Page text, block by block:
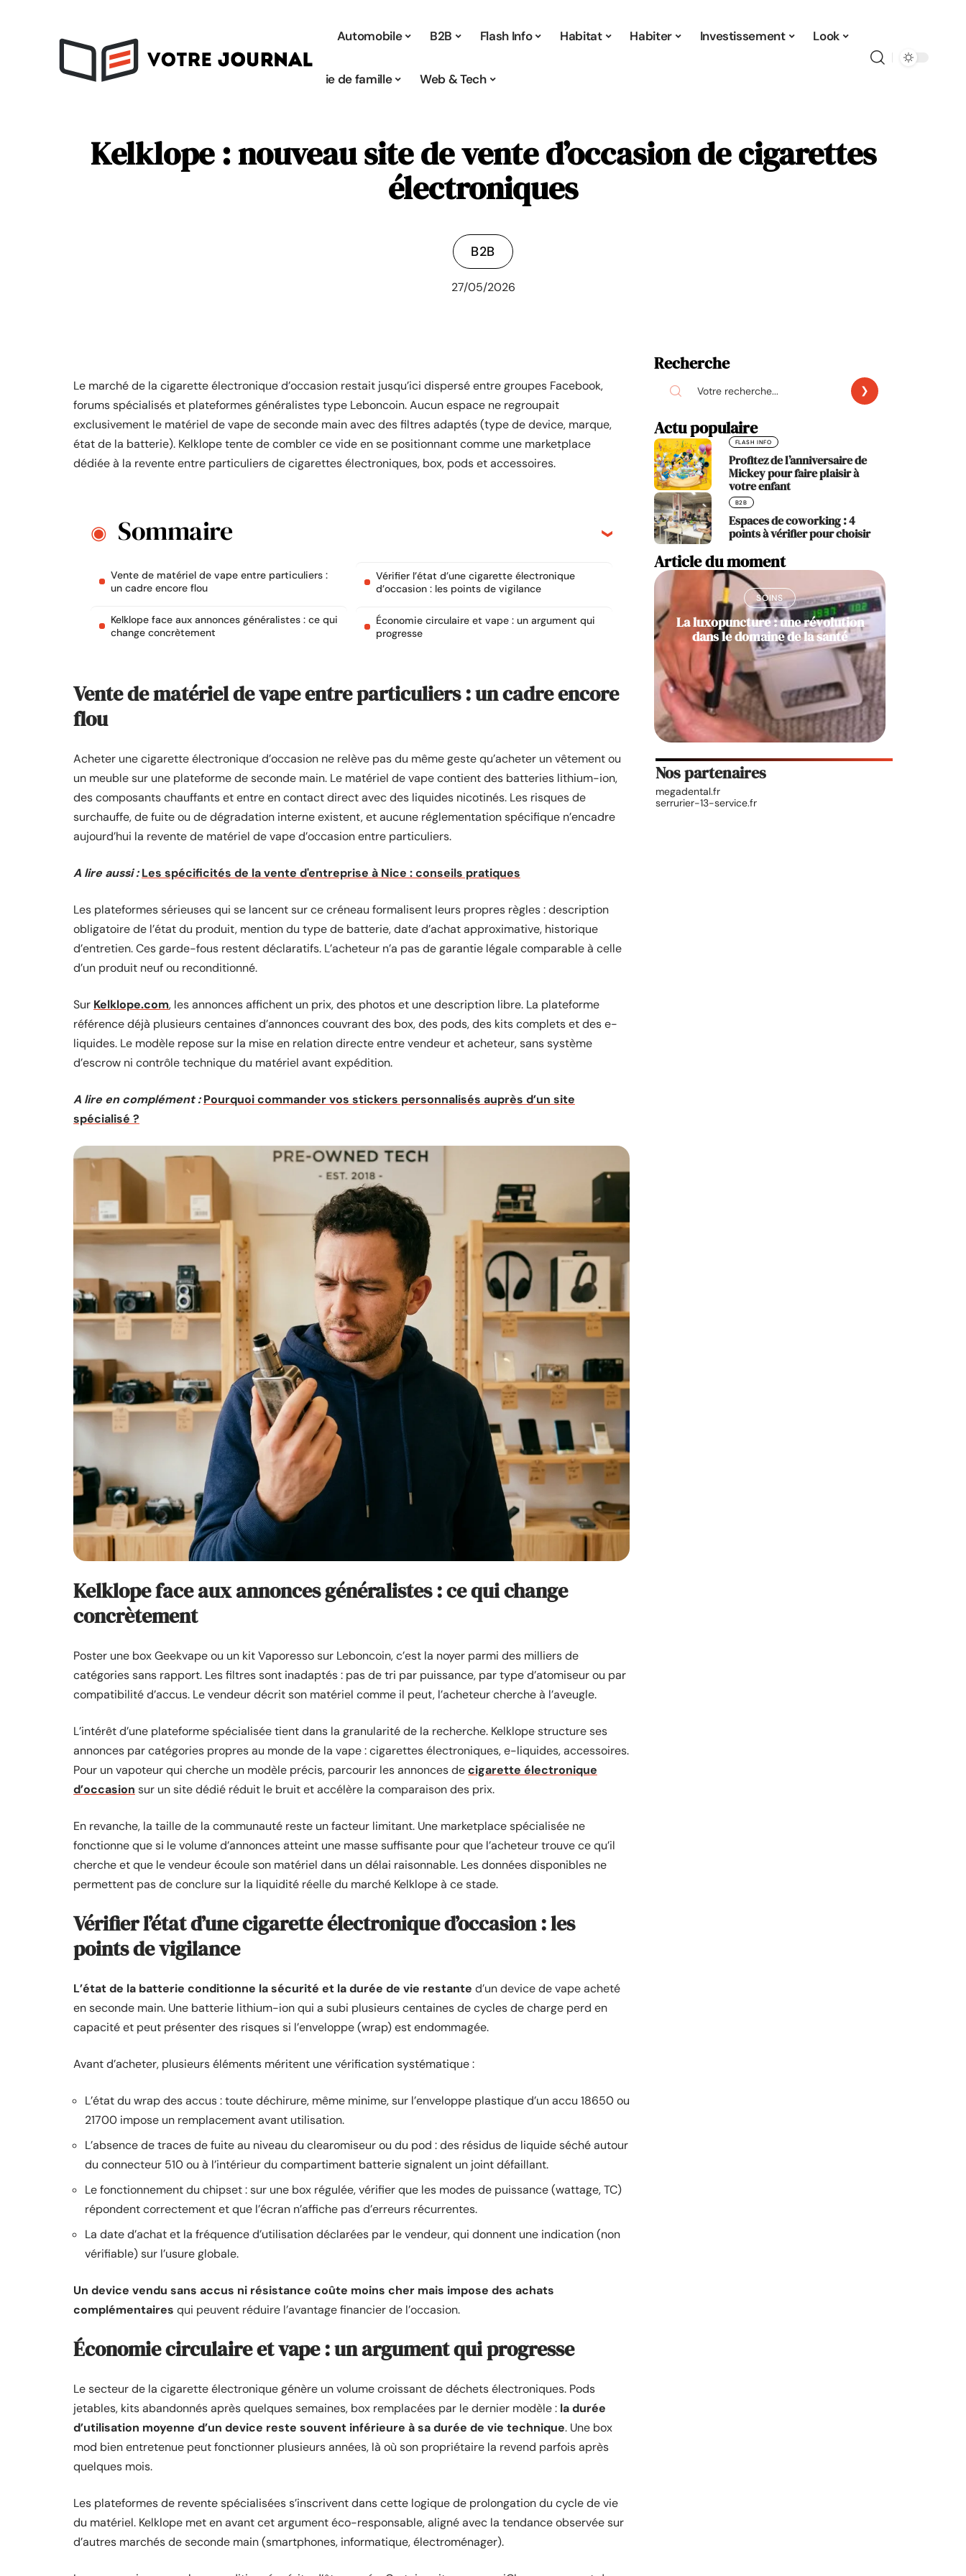
Automobile B2B Flash Info Habitat Habiter Investissement Look
Vie de famille Web & Tech
Kelklope : nouveau site de vente d’occasion de cigarettes
électroniques
B2B
27/05/2026
Le marché de la cigarette électronique d’occasion restait jusqu’ici dispersé entre groupes Facebook,
forums spécialisés et plateformes généralistes type Leboncoin. Aucun espace ne regroupait
exclusivement le matériel de vape de seconde main avec des filtres adaptés (type de device, marque,
état de la batterie). Kelklope tente de combler ce vide en se positionnant comme une marketplace
dédiée à la revente entre particuliers de cigarettes électroniques, box, pods et accessoires.
Sommaire
Vente de matériel de vape entre particuliers :
un cadre encore flou
Kelklope face aux annonces généralistes : ce qui
change concrètement
Vérifier l’état d’une cigarette électronique
d’occasion : les points de vigilance
Économie circulaire et vape : un argument qui
progresse
Vente de matériel de vape entre particuliers : un cadre encore
flou
Acheter une cigarette électronique d’occasion ne relève pas du même geste qu’acheter un vêtement ou
un meuble sur une plateforme de seconde main. Le matériel de vape contient des batteries lithium-ion,
des composants chauffants et entre en contact direct avec des liquides nicotinés. Les risques de
surchauffe, de fuite ou de dégradation interne existent, et aucune réglementation spécifique n’encadre
aujourd’hui la revente de matériel de vape d’occasion entre particuliers.
A lire aussi : Les spécificités de la vente d'entreprise à Nice : conseils pratiques
Les plateformes sérieuses qui se lancent sur ce créneau formalisent leurs propres règles : description
obligatoire de l’état du produit, mention du type de batterie, date d’achat approximative, historique
d’entretien. Ces garde-fous restent déclaratifs. L’acheteur n’a pas de garantie légale comparable à celle
d’un produit neuf ou reconditionné.
Sur Kelklope.com, les annonces affichent un prix, des photos et une description libre. La plateforme
référence déjà plusieurs centaines d’annonces couvrant des box, des pods, des kits complets et des e-
liquides. Le modèle repose sur la mise en relation directe entre vendeur et acheteur, sans système
d’escrow ni contrôle technique du matériel avant expédition.
A lire en complément : Pourquoi commander vos stickers personnalisés auprès d’un site
spécialisé ?
Kelklope face aux annonces généralistes : ce qui change
concrètement
Poster une box Geekvape ou un kit Vaporesso sur Leboncoin, c’est la noyer parmi des milliers de
catégories sans rapport. Les filtres sont inadaptés : pas de tri par puissance, par type d’atomiseur ou par
compatibilité d’accus. Le vendeur décrit son matériel comme il peut, l’acheteur cherche à l’aveugle.
L’intérêt d’une plateforme spécialisée tient dans la granularité de la recherche. Kelklope structure ses
annonces par catégories propres au monde de la vape : cigarettes électroniques, e-liquides, accessoires.
Pour un vapoteur qui cherche un modèle précis, parcourir les annonces decigarette électronique
d’occasion sur un site dédié réduit le bruit et accélère la comparaison des prix.
En revanche, la taille de la communauté reste un facteur limitant. Une marketplace spécialisée ne
fonctionne que si le volume d’annonces atteint une masse suffisante pour que l’acheteur trouve ce qu’il
cherche et que le vendeur écoule son matériel dans un délai raisonnable. Les données disponibles ne
permettent pas de conclure sur la liquidité réelle du marché Kelklope à ce stade.
Vérifier l’état d’une cigarette électronique d’occasion : les
points de vigilance
L’état de la batterie conditionne la sécurité et la durée de vie restante d’un device de vape acheté
en seconde main. Une batterie lithium-ion qui a subi plusieurs centaines de cycles de charge perd en
capacité et peut présenter des risques si l’enveloppe (wrap) est endommagée.
Avant d’acheter, plusieurs éléments méritent une vérification systématique :
L’état du wrap des accus : toute déchirure, même minime, sur l’enveloppe plastique d’un accu 18650 ou
21700 impose un remplacement avant utilisation.
L’absence de traces de fuite au niveau du clearomiseur ou du pod : des résidus de liquide séché autour
du connecteur 510 ou à l’intérieur du compartiment batterie signalent un joint défaillant.
Le fonctionnement du chipset : sur une box régulée, vérifier que les modes de puissance (wattage, TC)
répondent correctement et que l’écran n’affiche pas d’erreurs récurrentes.
La date d’achat et la fréquence d’utilisation déclarées par le vendeur, qui donnent une indication (non
vérifiable) sur l’usure globale.
Un device vendu sans accus ni résistance coûte moins cher mais impose des achats
complémentaires qui peuvent réduire l’avantage financier de l’occasion.
Économie circulaire et vape : un argument qui progresse
Le secteur de la cigarette électronique génère un volume croissant de déchets électroniques. Pods
jetables, kits abandonnés après quelques semaines, box remplacées par le dernier modèle : la durée
d’utilisation moyenne d’un device reste souvent inférieure à sa durée de vie technique. Une box
mod bien entretenue peut fonctionner plusieurs années, là où son propriétaire la revend parfois après
quelques mois.
Les plateformes de revente spécialisées s’inscrivent dans cette logique de prolongation du cycle de vie
du matériel. Kelklope met en avant cet argument éco-responsable, aligné avec la tendance observée sur
d’autres marchés de seconde main (smartphones, informatique, électroménager).
Recherche
Actu populaire
FLASH INFO
Profitez de l’anniversaire de
Mickey pour faire plaisir à
votre enfant
B2B
Espaces de coworking : 4
points à vérifier pour choisir
Article du moment
SOINS
La luxopuncture : une révolution
dans le domaine de la santé
Nos partenaires
megadental.fr
serrurier-13-service.fr